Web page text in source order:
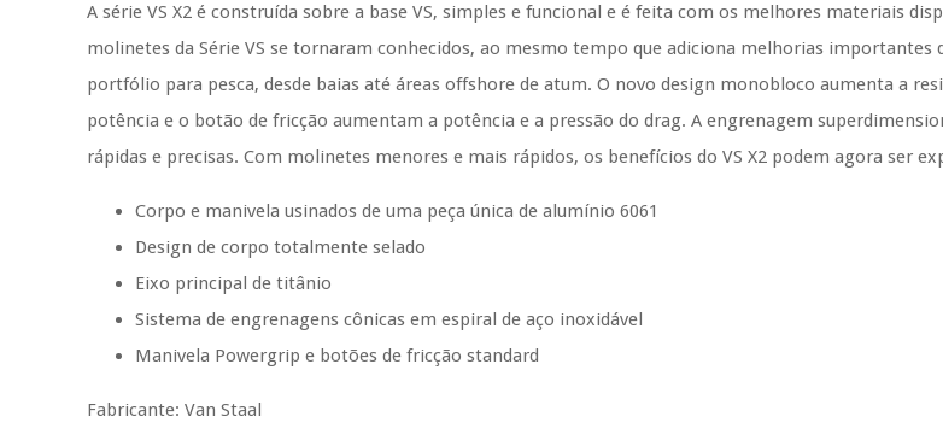
A série VS X2 é construída sobre a base VS, simples e funcional e é feita com os melhores materiais
molinetes da Série VS se tornaram conhecidos, ao mesmo tempo que adiciona melhorias importantes
portfólio para pesca, desde baias até áreas offshore de atum. O novo design monobloco aumenta a
potência e o botão de fricção aumentam a potência e a pressão do drag. A engrenagem
rápidas e precisas. Com molinetes menores e mais rápidos, os benefícios do VS X2 podem agora ser
Corpo e manivela usinados de uma peça única de alumínio 6061
Design de corpo totalmente selado
Eixo principal de titânio
Sistema de engrenagens cônicas em espiral de aço inoxidável
Manivela Powergrip e botões de fricção standard
Fabricante: Van Staal